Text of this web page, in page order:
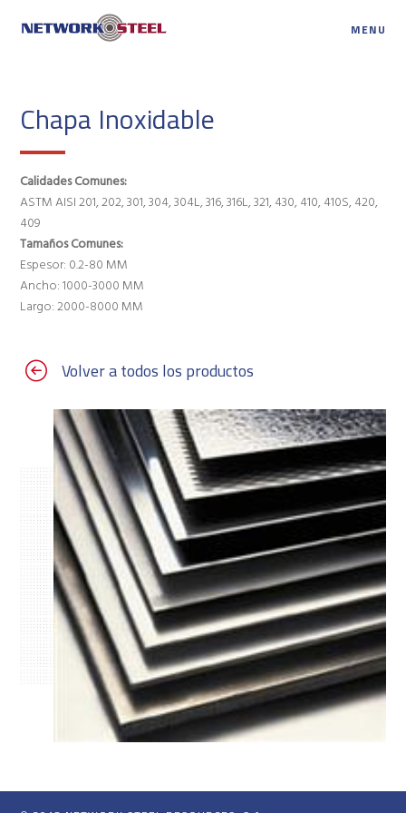
MENU
Chapa Inoxidable
Calidades Comunes:
ASTM AISI 201, 202, 301, 304, 304L, 316, 316L, 321, 430, 410, 410S, 420,
409
Tamaños Comunes:
Espesor: 0.2-80 MM
Ancho: 1000-3000 MM
Largo: 2000-8000 MM
Volver a todos los productos